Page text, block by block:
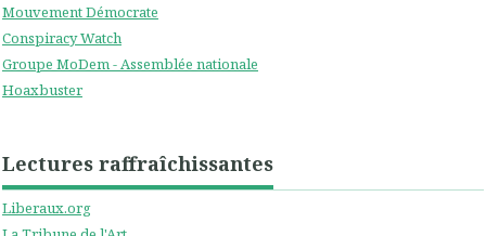
Mouvement Démocrate
Conspiracy Watch
Groupe MoDem - Assemblée nationale
Hoaxbuster
Lectures raffraîchissantes
Liberaux.org